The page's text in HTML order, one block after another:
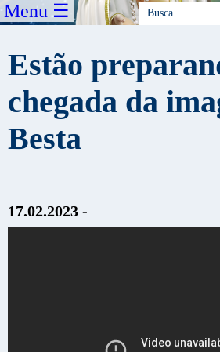
Menu ☰
Estão
chegada da
Besta
17.02.2023 -